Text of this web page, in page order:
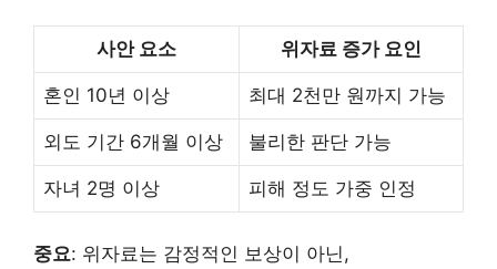
사안 요소 위자료 증가 요인
혼인 10년 이상 최대 2천만 원까지 가능
외도 기간 6개월 이상 불리한 판단 가능
자녀 2명 이상 피해 정도 가중 인정
중요: 위자료는 감정적인 보상이 아닌,